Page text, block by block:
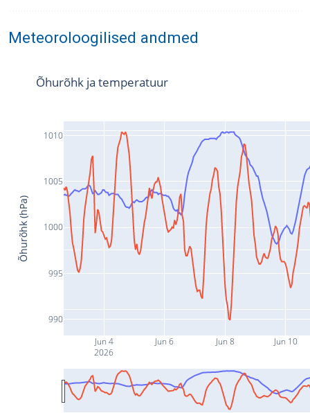
Meteoroloogilised andmed
Jun 4
2026
Jun 6 Jun 8 Jun 10
990
995
1000
1005
1010
Õhurõhk ja temperatuur
Õhurõhk (hPa)